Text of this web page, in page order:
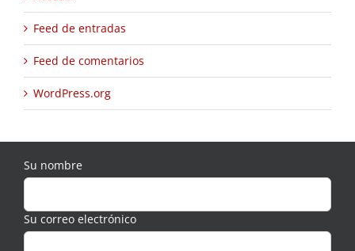
Feed de entradas
Feed de comentarios
WordPress.org
Su nombre
Su correo electrónico